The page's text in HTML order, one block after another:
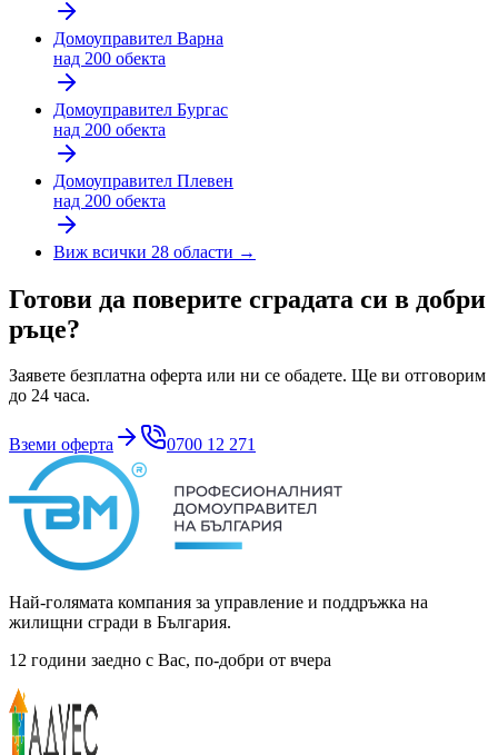
Домоуправител Варна
над 200 обекта
Домоуправител Бургас
над 200 обекта
Домоуправител Плевен
над 200 обекта
Виж всички 28 области →
Готови да поверите сградата си в добри
ръце?
Заявете безплатна оферта или ни се обадете. Ще ви отговорим
до 24 часа.
Вземи оферта 0700 12 271
Най-голямата компания за управление и поддръжка на
жилищни сгради в България.
12 години заедно с Вас, по-добри от вчера